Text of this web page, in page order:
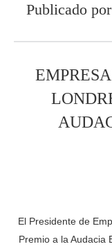
Publicado por
El Presidente de
Premio a la Audacia